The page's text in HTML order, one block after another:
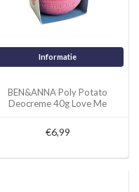
Informatie
BEN&ANNA Poly Potato
Deocreme 40g Love Me
€6,99